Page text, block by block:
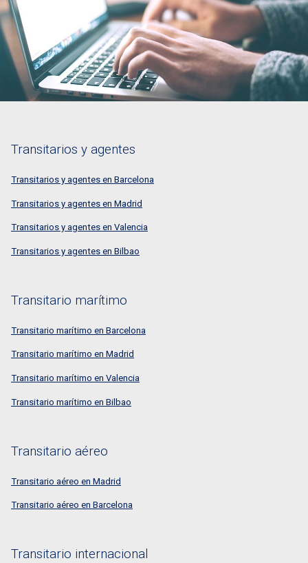
Transitarios y agentes
Transitarios y agentes en Barcelona
Transitarios y agentes en Madrid
Transitarios y agentes en Valencia
Transitarios y agentes en Bilbao
Transitario marítimo
Transitario marítimo en Barcelona
Transitario marítimo en Madrid
Transitario marítimo en Valencia
Transitario marítimo en Bilbao
Transitario aéreo
Transitario aéreo en Madrid
Transitario aéreo en Barcelona
Transitario internacional